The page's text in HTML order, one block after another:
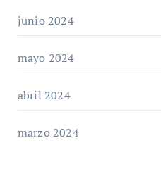
junio 2024
mayo 2024
abril 2024
marzo 2024